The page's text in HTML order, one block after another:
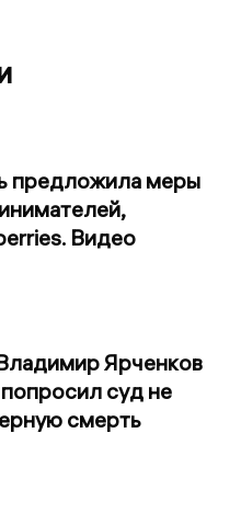
предложила меры
Видео
Ярченков
суд не
смерть